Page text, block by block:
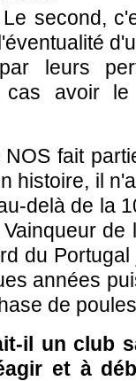
second,
leurs
avoir
fait
histoire, il
delà de la
de
du
années
de
il un club
et à